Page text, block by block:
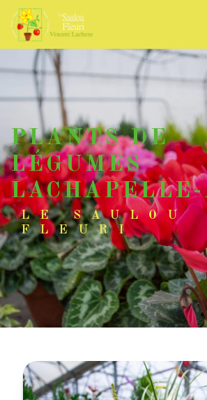
PLANTS DE
LÉGUMES
LACHAPELLE-
LE SAULOU
FLEURI
Panneau de gestion des cookies